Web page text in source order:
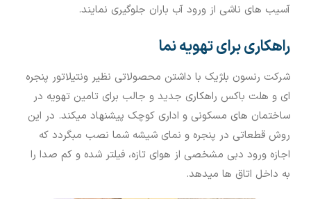
آسیب‏ های ناشی از ورود آب باران جلوگیری نمایند.
راهکاری برای تهویه نما
شرکت رنسون بلژیک با داشتن محصولاتی نظیر ونتیلاتور پنجره
ای و هلت باکس راهکاری جدید و جالب برای تامین تهویه در
ساختمان های مسکونی و اداری کوچک پیشنهاد میکند. در این
روش قطعاتی در پنجره و نمای شیشه شما نصب مبگردد که
اجازه ورود دبی مشخصی از هوای تازه، فیلتر شده و کم صدا را
به داخل اتاق ها میدهد.